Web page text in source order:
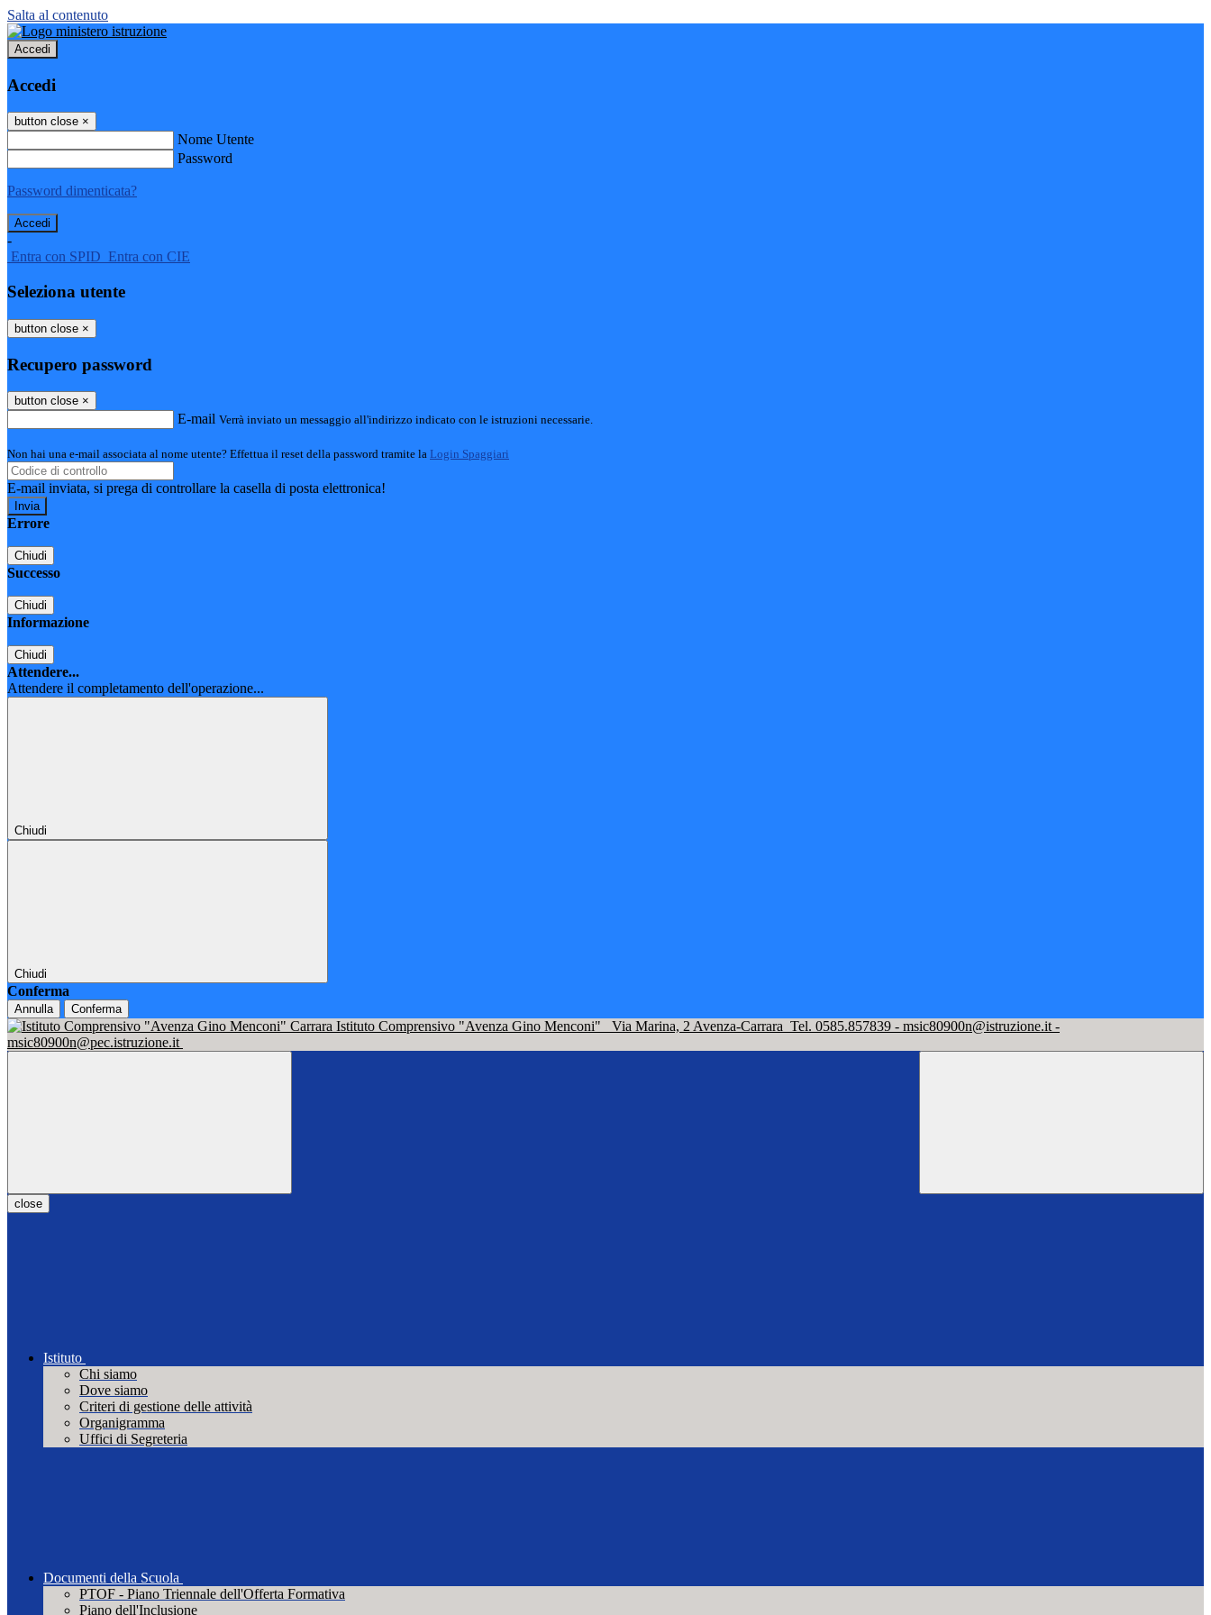
Salta al contenuto
Accedi
Accedi
button close ×
Nome Utente
Password
Password dimenticata?
-
Entra con SPID Entra con CIE
Seleziona utente
button close ×
Recupero password
button close ×
E-mail Verrà inviato un messaggio all'indirizzo indicato con le istruzioni necessarie.
Non hai una e-mail associata al nome utente? Effettua il reset della password tramite la Login Spaggiari
E-mail inviata, si prega di controllare la casella di posta elettronica!
Errore
Chiudi
Successo
Chiudi
Informazione
Chiudi
Attendere...
Attendere il completamento dell'operazione...
Chiudi
Chiudi
Conferma
Annulla Conferma
Istituto Comprensivo "Avenza Gino Menconi" Via Marina, 2 Avenza-Carrara Tel. 0585.857839 - msic80900n@istruzione.it -
msic80900n@pec.istruzione.it
close
Istituto
Chi siamo
Dove siamo
Criteri di gestione delle attività
Organigramma
Uffici di Segreteria
Documenti della Scuola
PTOF - Piano Triennale dell'Offerta Formativa
Piano dell'Inclusione